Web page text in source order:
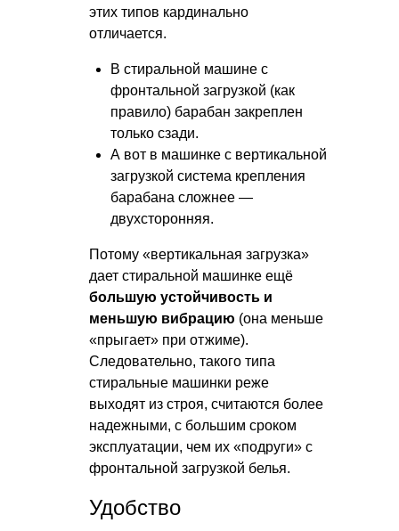
этих типов кардинально
отличается.
В стиральной машине с
фронтальной загрузкой (как
правило) барабан закреплен
только сзади.
А вот в машинке с вертикальной
загрузкой система крепления
барабана сложнее —
двухсторонняя.
Потому «вертикальная загрузка»
дает стиральной машинке ещё
большую устойчивость и
меньшую вибрацию (она меньше
«прыгает» при отжиме).
Следовательно, такого типа
стиральные машинки реже
выходят из строя, считаются более
надежными, с большим сроком
эксплуатации, чем их «подруги» с
фронтальной загрузкой белья.
Удобство